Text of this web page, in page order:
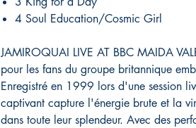
4 Soul Education/Cosmic Girl
JAMIROQUAI LIVE AT BBC MAIDA
pour les fans du groupe britannique
Enregistré en 1999 lors d'une session
captivant capture l'énergie brute et la
dans toute leur splendeur. Avec des